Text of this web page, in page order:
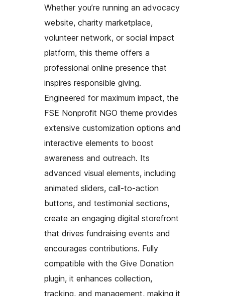
Whether you’re running an advocacy
website, charity marketplace,
volunteer network, or social impact
platform, this theme offers a
professional online presence that
inspires responsible giving.
Engineered for maximum impact, the
FSE Nonprofit NGO theme provides
extensive customization options and
interactive elements to boost
awareness and outreach. Its
advanced visual elements, including
animated sliders, call-to-action
buttons, and testimonial sections,
create an engaging digital storefront
that drives fundraising events and
encourages contributions. Fully
compatible with the Give Donation
plugin, it enhances collection,
tracking, and management, making it